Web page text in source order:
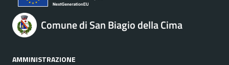
Comune di San Biagio della Cima
AMMINISTRAZIONE